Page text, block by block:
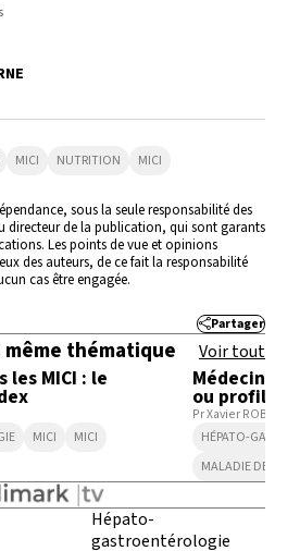
Partager
MICI NUTRITION MICI
sous la seule responsabilité des
directeur de la publication, qui sont garants
Les points de vue et opinions
des auteurs, de ce fait la responsabilité
cas être engagée.
thématique Voir tout
3:35
les MICI : le
MICI MICI
Médecine
ou profiling
Pr Xavier ROBLIN
HÉPATO-
MALADIE DE
Hépato-
gastroentérologie